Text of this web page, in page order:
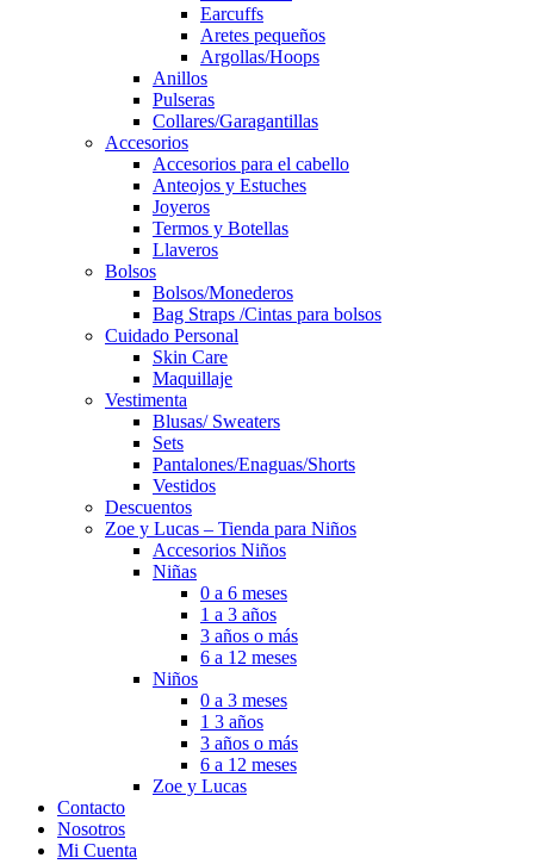
Earcuffs
Aretes pequeños
Argollas/Hoops
Anillos
Pulseras
Collares/Garagantillas
Accesorios
Accesorios para el cabello
Anteojos y Estuches
Joyeros
Termos y Botellas
Llaveros
Bolsos
Bolsos/Monederos
Bag Straps /Cintas para bolsos
Cuidado Personal
Skin Care
Maquillaje
Vestimenta
Blusas/ Sweaters
Sets
Pantalones/Enaguas/Shorts
Vestidos
Descuentos
Zoe y Lucas – Tienda para Niños
Accesorios Niños
Niñas
0 a 6 meses
1 a 3 años
3 años o más
6 a 12 meses
Niños
0 a 3 meses
1 3 años
3 años o más
6 a 12 meses
Zoe y Lucas
Contacto
Nosotros
Mi Cuenta